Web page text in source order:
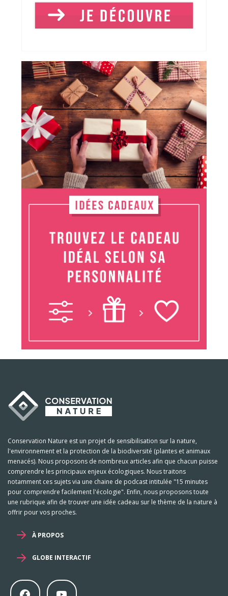
Conservation Nature est un projet de sensibilisation sur la nature,
l'environnement et la protection de la biodiversité (plantes et animaux
menacés). Nous proposons de nombreux articles afin que chacun puisse
comprendre les principaux enjeux écologiques. Nous traitons
notamment ces sujets via une chaine de podcast intitulée "15 minutes
pour comprendre facilement l'écologie". Enfin, nous proposons toute
une rubrique afin de trouver une idée cadeau sur le thème de la nature à
offrir pour vos proches.
À PROPOS
GLOBE INTERACTIF